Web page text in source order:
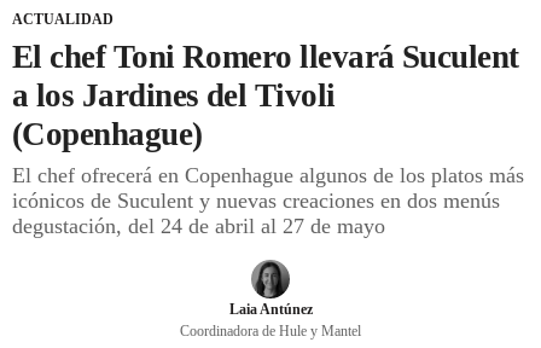
BARRAS Y ESTRELLAS
DÓNDE COMER
ÍDOLOS DE MESAS
CUADERNO DE VIAJE
ACTUALIDAD
El chef Toni Romero llevará Suculent
a los Jardines del Tivoli
(Copenhague)
El chef ofrecerá en Copenhague algunos de los platos más
icónicos de Suculent y nuevas creaciones en dos menús
degustación, del 24 de abril al 27 de mayo
Laia Antúnez
Coordinadora de Hule y Mantel